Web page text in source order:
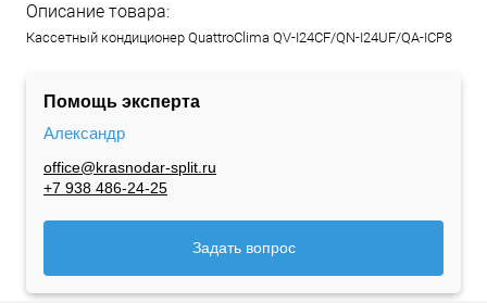
Описание товара:
Кассетный кондиционер QuattroClima QV-I24CF/QN-I24UF/QA-ICP8
Помощь эксперта
Александр
office@krasnodar-split.ru
+7 938 486-24-25
Задать вопрос